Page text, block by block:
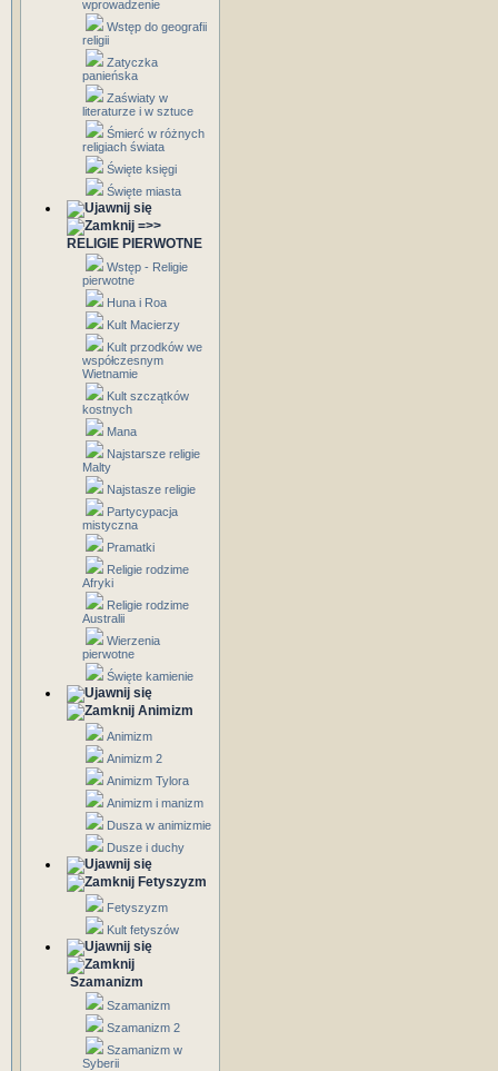
wprowadzenie
Wstęp do geografii
religii
Zatyczka
panieńska
Zaświaty w
literaturze i w sztuce
Śmierć w różnych
religiach świata
Święte księgi
Święte miasta
=>>
RELIGIE PIERWOTNE
Wstęp - Religie
pierwotne
Huna i Roa
Kult Macierzy
Kult przodków we
współczesnym
Wietnamie
Kult szczątków
kostnych
Mana
Najstarsze religie
Malty
Najstasze religie
Partycypacja
mistyczna
Pramatki
Religie rodzime
Afryki
Religie rodzime
Australii
Wierzenia
pierwotne
Święte kamienie
Animizm
Animizm
Animizm 2
Animizm Tylora
Animizm i manizm
Dusza w animizmie
Dusze i duchy
Fetyszyzm
Fetyszyzm
Kult fetyszów
Szamanizm
Szamanizm
Szamanizm 2
Szamanizm w
Syberii